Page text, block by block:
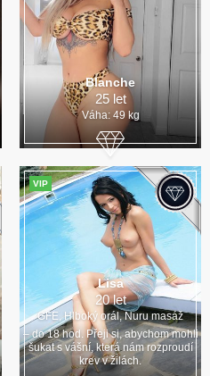
Blanche
25 let
Váha: 49 kg
VIP
Lisa
20 let
GFE, Hlboký orál, Nuru masáž
– do 18 hod. Přeji si, abychom mohli
šukat s vášní, která nám rozproudí
krev v žilách.